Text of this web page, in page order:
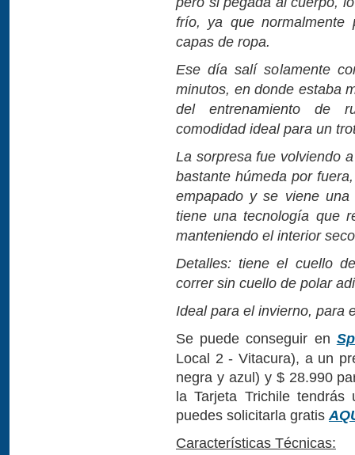
frío, ya que normalmente
capas de ropa.
Ese día salí solamente
minutos, en donde estaba
del entrenamiento de
comodidad ideal para un
La sorpresa fue volviendo
bastante húmeda por
empapado y se viene
tiene una tecnología que
manteniendo el interior
Detalles: tiene el cuello
correr sin cuello de polar
Ideal para el invierno, para
Se puede conseguir en
Local 2 - Vitacura), a un
negra y azul) y $ 28.990
la Tarjeta Trichile
puedes solicitarla gratis
Características Técnicas: